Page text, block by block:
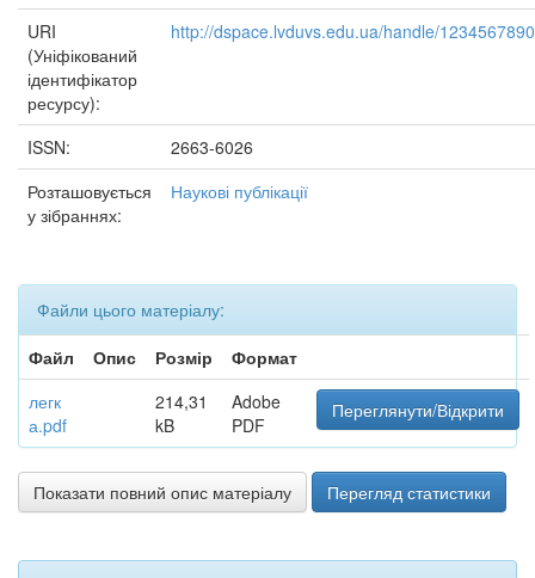
URI
(Уніфікований
ідентифікатор
ресурсу):
http://dspace.lvduvs.edu.ua/handle/
ISSN:
2663-6026
Розташовується
у зібраннях:
Наукові публікації
Файли цього матеріалу:
Файл
Опис Розмір
Формат
легк
а.pdf
214,31
kB
Adobe
PDF
Переглянути/Відкрити
Показати повний опис матеріалу Перегляд статистики